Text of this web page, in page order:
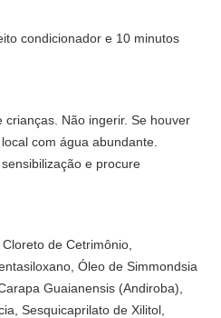
condicionador e 10 minutos
Não ingerir. Se houver
com água abundante.
e procure
de Cetrimônio,
Óleo de Simmondsia
Guaianensis (Andiroba),
Sesquicaprilato de Xilitol,